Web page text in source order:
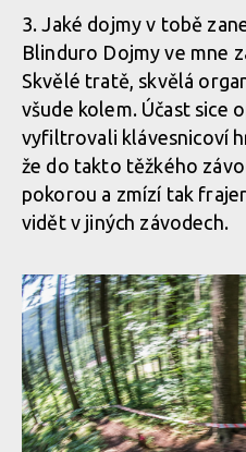
3. Jaké dojmy v tobě
Blinduro Dojmy ve mne
Skvělé tratě, skvělá
všude kolem. Účast sice
vyfiltrovali klávesnicoví
že do takto těžkého
pokorou a zmízí tak
vidět v jiných závodech.